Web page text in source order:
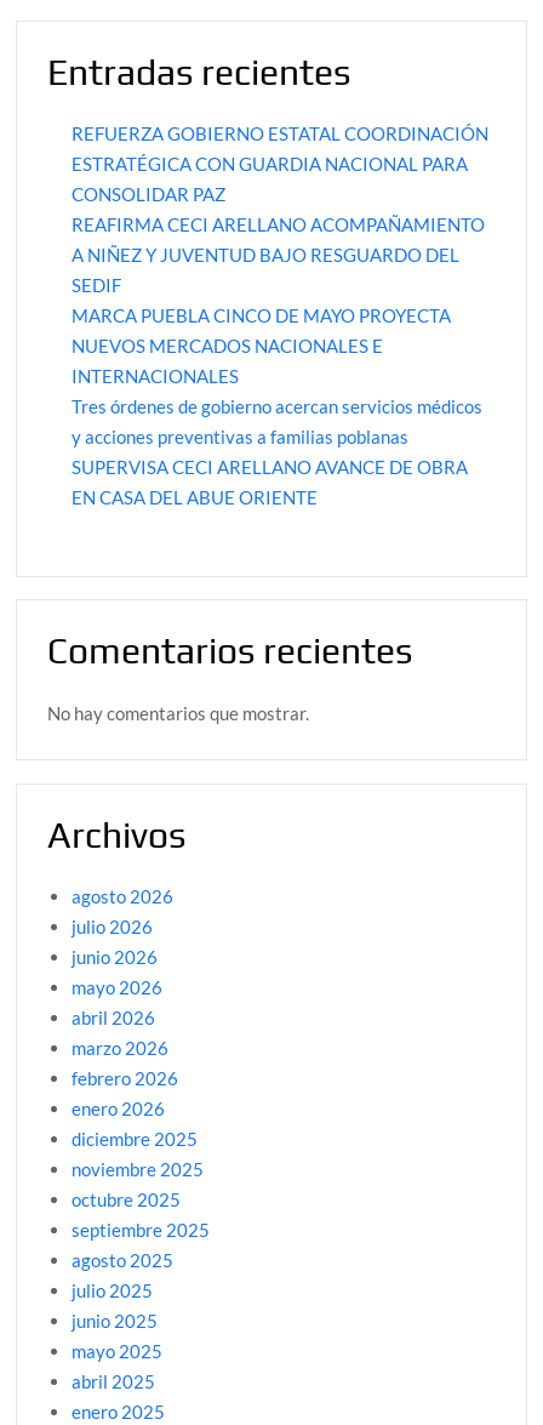
Entradas recientes
REFUERZA GOBIERNO ESTATAL COORDINACIÓN
ESTRATÉGICA CON GUARDIA NACIONAL PARA
CONSOLIDAR PAZ
REAFIRMA CECI ARELLANO ACOMPAÑAMIENTO
A NIÑEZ Y JUVENTUD BAJO RESGUARDO DEL
SEDIF
MARCA PUEBLA CINCO DE MAYO PROYECTA
NUEVOS MERCADOS NACIONALES E
INTERNACIONALES
Tres órdenes de gobierno acercan servicios médicos
y acciones preventivas a familias poblanas
SUPERVISA CECI ARELLANO AVANCE DE OBRA
EN CASA DEL ABUE ORIENTE
Comentarios recientes
No hay comentarios que mostrar.
Archivos
agosto 2026
julio 2026
junio 2026
mayo 2026
abril 2026
marzo 2026
febrero 2026
enero 2026
diciembre 2025
noviembre 2025
octubre 2025
septiembre 2025
agosto 2025
julio 2025
junio 2025
mayo 2025
abril 2025
enero 2025